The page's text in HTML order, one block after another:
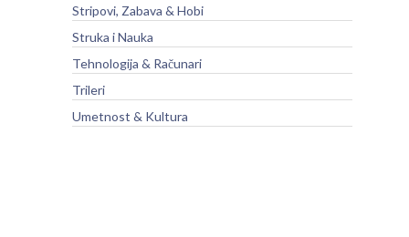
Stripovi, Zabava & Hobi
Struka i Nauka
Tehnologija & Računari
Trileri
Umetnost & Kultura